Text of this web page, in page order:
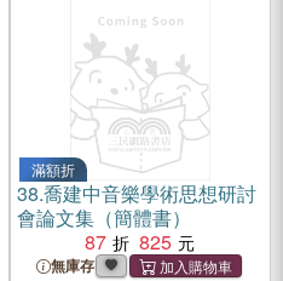
滿額折
38.喬建中音樂學術思想研討
會論文集（簡體書）
87
825
無庫存